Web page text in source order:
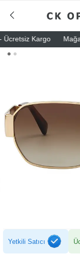
Kargo
Yetkili Satıcı